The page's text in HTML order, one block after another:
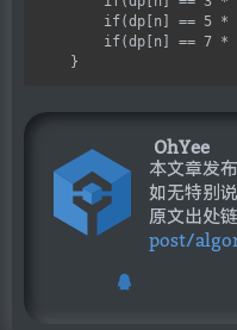
if(dp[n] == 5 *
if(dp[n] == 7 *
OhYee
本文章发
如无特别
原文出处
post/